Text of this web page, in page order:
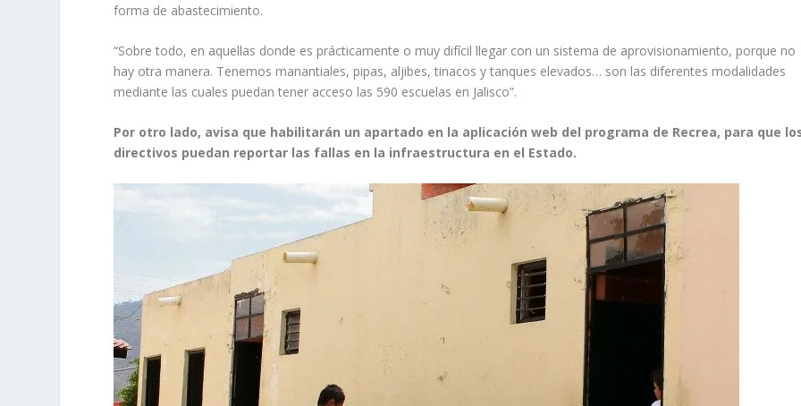
forma de abastecimiento.
“Sobre todo, en aquellas donde es prácticamente o muy difícil llegar con un sistema de aprovisionamiento, porque no
hay otra manera. Tenemos manantiales, pipas, aljibes, tinacos y tanques elevados… son las diferentes modalidades
mediante las cuales puedan tener acceso las 590 escuelas en Jalisco”.
Por otro lado, avisa que habilitarán un apartado en la aplicación web del programa de Recrea, para que
directivos puedan reportar las fallas en la infraestructura en el Estado.